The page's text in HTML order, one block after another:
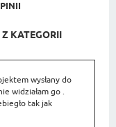
KATEGORII
wysłany do
widziałam go .
tak jak